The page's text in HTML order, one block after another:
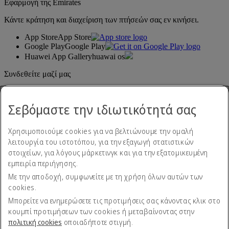
Εφαρμογή της Emirates
Κάντε κράτηση και διαχείριση των πτήσεών σας εν κινήσει.
App StoreApp Store
Google PlayGoogle Play
Huawei App Galleryhuawai os
Συνδεθείτε μαζί μας
Δήλωση προσβασιμότητας
Επικοινωνήστε μαζί μας
Πολιτική απορρήτου
Όροι και προϋποθέσεις
Πολιτική cookies
Ασφάλεια στον κυβερνοχώρο
Σεβόμαστε την ιδιωτικότητά σας
Χρησιμοποιούμε cookies για να βελτιώνουμε την ομαλή
λειτουργία του ιστοτόπου, για την εξαγωγή στατιστικών
στοιχείων, για λόγους μάρκετινγκ και για την εξατομικευμένη
εμπειρία περιήγησης.
Με την αποδοχή, συμφωνείτε με τη χρήση όλων αυτών των
cookies.
Μπορείτε να ενημερώσετε τις προτιμήσεις σας κάνοντας κλικ στο
κουμπί προτιμήσεων των cookies ή μεταβαίνοντας στην
πολιτική cookies οποιαδήποτε στιγμή.